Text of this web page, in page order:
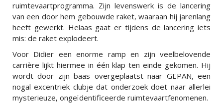
ruimtevaartprogramma. Zijn levenswerk is de lancering
van een door hem gebouwde raket, waaraan hij jarenlang
heeft gewerkt. Helaas gaat er tijdens de lancering iets
mis: de raket explodeert.
Voor Didier een enorme ramp en zijn veelbelovende
carrière lijkt hiermee in één klap ten einde gekomen. Hij
wordt door zijn baas overgeplaatst naar GEPAN, een
nogal excentriek clubje dat onderzoek doet naar allerlei
mysterieuze, ongeïdentificeerde ruimtevaartfenomenen.